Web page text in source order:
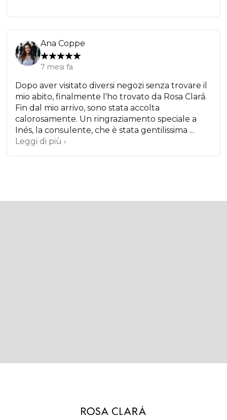
Ana Coppe
7 mesi fa
Dopo aver visitato diversi negozi senza trovare il
mio abito, finalmente l'ho trovato da Rosa Clará.
Fin dal mio arrivo, sono stata accolta
calorosamente. Un ringraziamento speciale a
Inés, la consulente, che è stata gentilissima ...
Leggi di più ›